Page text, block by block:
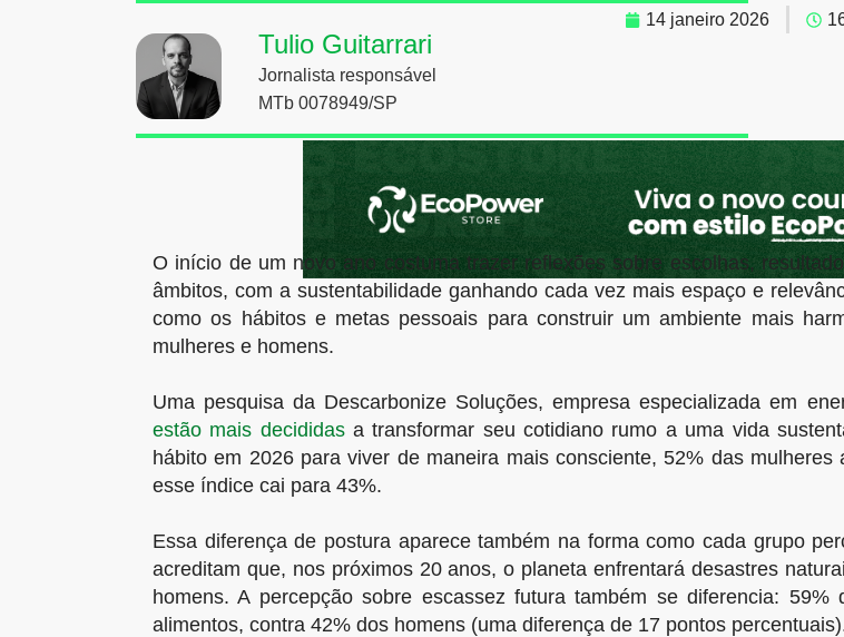
14 janeiro 2026
Tulio Guitarrari
Jornalista responsável
MTb 0078949/SP
O início de um novo ano costuma trazer reflexões sobre escolhas,
âmbitos, com a sustentabilidade ganhando cada vez mais espaço e
como os hábitos e metas pessoais para construir um ambiente mais
mulheres e homens.
Uma pesquisa da Descarbonize Soluções, empresa especializada em
estão mais decididasa transformar seu cotidiano rumo a uma vida
hábito em 2026 para viver de maneira mais consciente, 52% das
esse índice cai para 43%.
Essa diferença de postura aparece também na forma como cada grupo
acreditam que, nos próximos 20 anos, o planeta enfrentará desastres
homens. A percepção sobre escassez futura também se diferencia:
alimentos, contra 42% dos homens (uma diferença de 17 pontos